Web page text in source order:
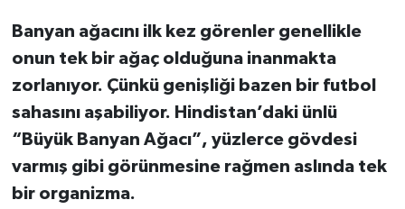
Banyan ağacını ilk kez görenler genellikle
onun tek bir ağaç olduğuna inanmakta
zorlanıyor. Çünkü genişliği bazen bir futbol
sahasını aşabiliyor. Hindistan’daki ünlü
“Büyük Banyan Ağacı”, yüzlerce gövdesi
varmış gibi görünmesine rağmen aslında tek
bir organizma.
MAGAZİN
MANŞET
Manyas
OLAY